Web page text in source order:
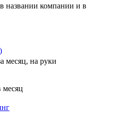
названии компании и в
месяц, на руки
месяц